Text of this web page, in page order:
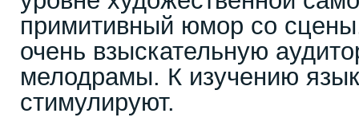
примитивный юмор со
очень взыскательную
мелодрамы. К изучению
стимулируют.